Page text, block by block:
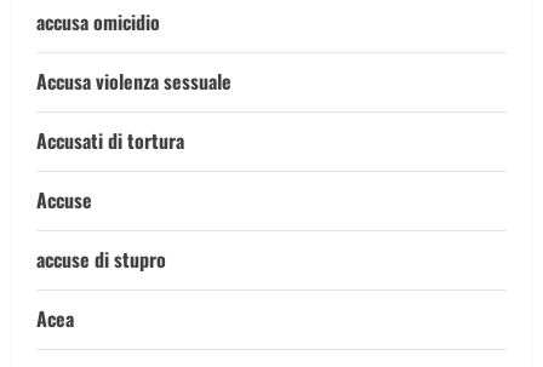
accusa omicidio
Accusa violenza sessuale
Accusati di tortura
Accuse
accuse di stupro
Acea